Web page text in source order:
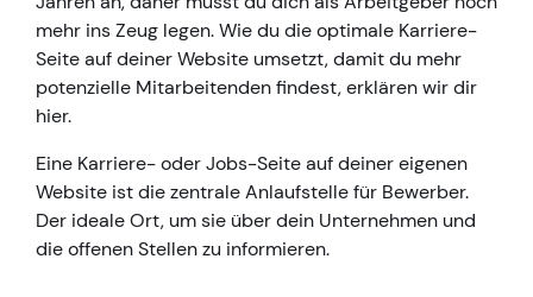
mehr ins Zeug legen. Wie du die optimale Karriere-
Seite auf deiner Website umsetzt, damit du mehr
potenzielle Mitarbeitenden findest, erklären wir dir
hier.
Eine Karriere- oder Jobs-Seite auf deiner eigenen
Website ist die zentrale Anlaufstelle für Bewerber.
Der ideale Ort, um sie über dein Unternehmen und
die offenen Stellen zu informieren.